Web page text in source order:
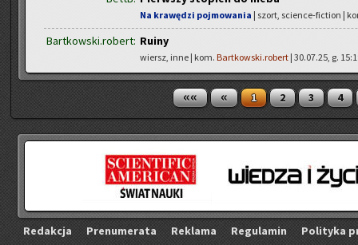
Na krawędzi pojmowania | szort, science-fiction |
Bartkowski.robert: Ruiny
wiersz, inne | kom. Bartkowski.robert | 30.07.25, g.
«« « 1 2 3 4
Re­dak­cja Pre­nu­me­ra­ta Re­kla­ma Re­gu­la­min Po­li­ty­ka